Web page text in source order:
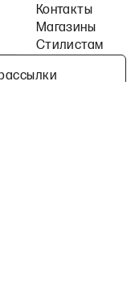
Контакты
Магазины
Стилистам